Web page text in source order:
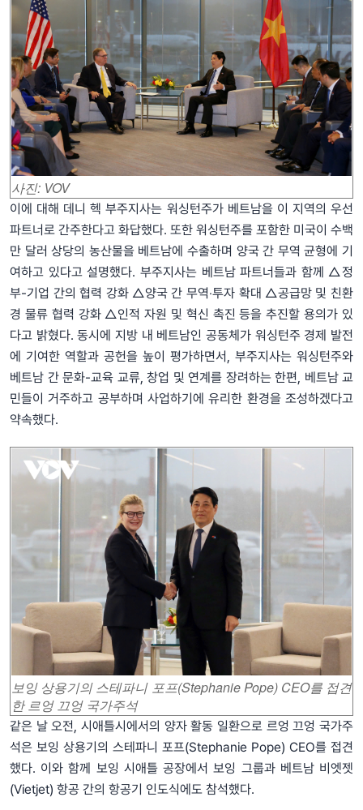
사진: VOV
이에 대해 데니 헥 부주지사는 워싱턴주가 베트남을 이 지역의 우선
파트너로 간주한다고 화답했다. 또한 워싱턴주를 포함한 미국이 수백
만 달러 상당의 농산물을 베트남에 수출하며 양국 간 무역 균형에 기
여하고 있다고 설명했다. 부주지사는 베트남 파트너들과 함께 △정
부-기업 간의 협력 강화 △양국 간 무역‧투자 확대 △공급망 및 친환
경 물류 협력 강화 △인적 자원 및 혁신 촉진 등을 추진할 용의가 있
다고 밝혔다. 동시에 지방 내 베트남인 공동체가 워싱턴주 경제 발전
에 기여한 역할과 공헌을 높이 평가하면서, 부주지사는 워싱턴주와
베트남 간 문화-교육 교류, 창업 및 연계를 장려하는 한편, 베트남 교
민들이 거주하고 공부하며 사업하기에 유리한 환경을 조성하겠다고
약속했다.
보잉 상용기의 스테파니 포프(Stephanie Pope) CEO를 접견
한 르엉 끄엉 국가주석
같은 날 오전, 시애틀시에서의 양자 활동 일환으로 르엉 끄엉 국가주
석은 보잉 상용기의 스테파니 포프(Stephanie Pope) CEO를 접견
했다. 이와 함께 보잉 시애틀 공장에서 보잉 그룹과 베트남 비엣젯
(Vietjet) 항공 간의 항공기 인도식에도 참석했다.